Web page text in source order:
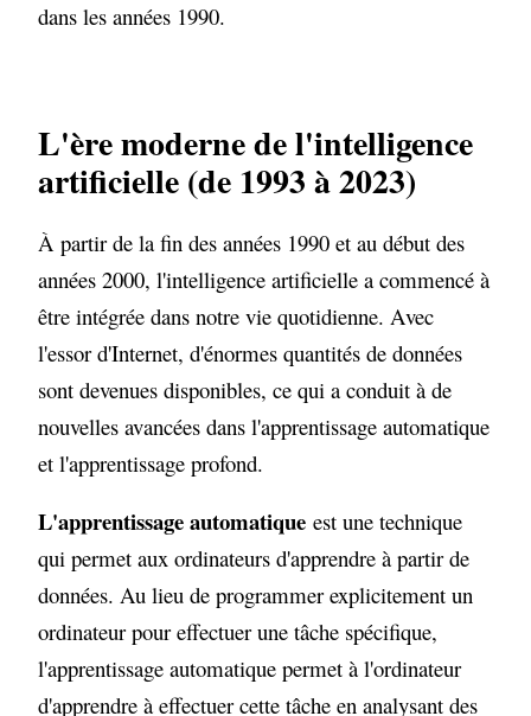
dans les années 1990.
L'ère moderne de l'intelligence
artificielle (de 1993 à 2023)
À partir de la fin des années 1990 et au début des
années 2000, l'intelligence artificielle a commencé à
être intégrée dans notre vie quotidienne. Avec
l'essor d'Internet, d'énormes quantités de données
sont devenues disponibles, ce qui a conduit à de
nouvelles avancées dans l'apprentissage automatique
et l'apprentissage profond.
L'apprentissage automatique est une technique
qui permet aux ordinateurs d'apprendre à partir de
données. Au lieu de programmer explicitement un
ordinateur pour effectuer une tâche spécifique,
l'apprentissage automatique permet à l'ordinateur
d'apprendre à effectuer cette tâche en analysant des